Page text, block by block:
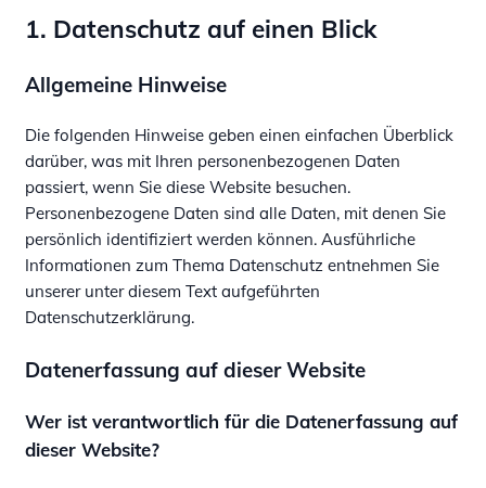
1. Datenschutz auf einen Blick
Allgemeine Hinweise
Die folgenden Hinweise geben einen einfachen Überblick
darüber, was mit Ihren personenbezogenen Daten
passiert, wenn Sie diese Website besuchen.
Personenbezogene Daten sind alle Daten, mit denen Sie
persönlich identifiziert werden können. Ausführliche
Informationen zum Thema Datenschutz entnehmen Sie
unserer unter diesem Text aufgeführten
Datenschutzerklärung.
Datenerfassung auf dieser Website
Wer ist verantwortlich für die Datenerfassung auf
dieser Website?